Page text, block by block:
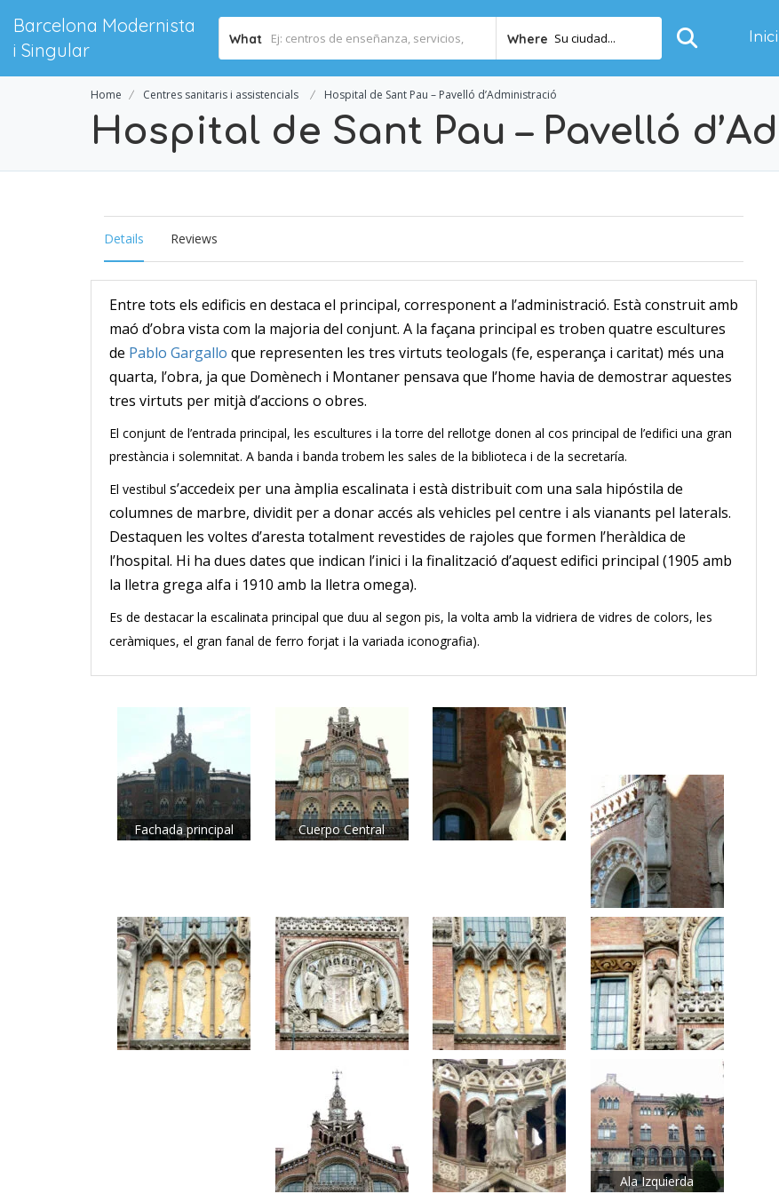
Barcelona Modernista
i Singular
What Where Su ciudad... Inici
Home Centres sanitaris i assistencials Hospital de Sant Pau – Pavelló d’Administració
Hospital de Sant Pau – Pavelló
Details Reviews
Entre tots els edificis en destaca el principal, corresponent a l’administració. Està construit amb
maó d’obra vista com la majoria del conjunt. A la façana principal es troben quatre escultures
de Pablo Gargallo que representen les tres virtuts teologals (fe, esperança i caritat) més una
quarta, l’obra, ja que Domènech i Montaner pensava que l’home havia de demostrar aquestes
tres virtuts per mitjà d’accions o obres.
El conjunt de l’entrada principal, les escultures i la torre del rellotge donen al cos principal de l’edifici una gran
prestància i solemnitat. A banda i banda trobem les sales de la biblioteca i de la secretaría.
El vestibul s’accedeix per una àmplia escalinata i està distribuit com una sala hipóstila de
columnes de marbre, dividit per a donar accés als vehicles pel centre i als vianants pel laterals.
Destaquen les voltes d’aresta totalment revestides de rajoles que formen l’heràldica de
l’hospital. Hi ha dues dates que indican l’inici i la finalització d’aquest edifici principal (1905 amb
la lletra grega alfa i 1910 amb la lletra omega).
Es de destacar la escalinata principal que duu al segon pis, la volta amb la vidriera de vidres de colors, les
ceràmiques, el gran fanal de ferro forjat i la variada iconografia).
Fachada principal Cuerpo Central
Ala Izquierda